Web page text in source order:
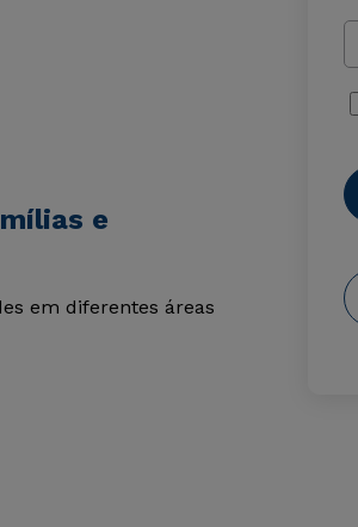
e
em diferentes áreas